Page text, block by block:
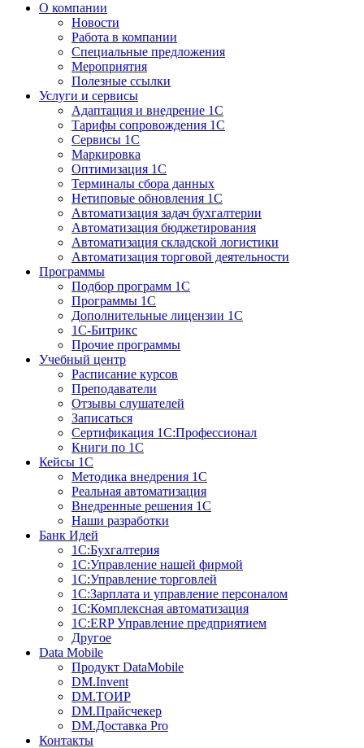
О компании
Новости
Работа в компании
Специальные предложения
Мероприятия
Полезные ссылки
Услуги и сервисы
Адаптация и внедрение 1С
Тарифы сопровождения 1С
Сервисы 1С
Маркировка
Оптимизация 1С
Терминалы сбора данных
Нетиповые обновления 1С
Автоматизация задач бухгалтерии
Автоматизация бюджетирования
Автоматизация складской логистики
Автоматизация торговой деятельности
Программы
Подбор программ 1С
Программы 1С
Дополнительные лицензии 1С
1С-Битрикс
Прочие программы
Учебный центр
Расписание курсов
Преподаватели
Отзывы слушателей
Записаться
Сертификация 1С:Профессионал
Книги по 1С
Кейсы 1С
Методика внедрения 1С
Реальная автоматизация
Внедренные решения 1С
Наши разработки
Банк Идей
1С:Бухгалтерия
1С:Управление нашей фирмой
1С:Управление торговлей
1С:Зарплата и управление персоналом
1С:Комплексная автоматизация
1С:ERP Управление предприятием
Другое
Data Mobile
Продукт DataMobile
DM.Invent
DM.ТОИР
DM.Прайсчекер
DM.Доставка Pro
Контакты